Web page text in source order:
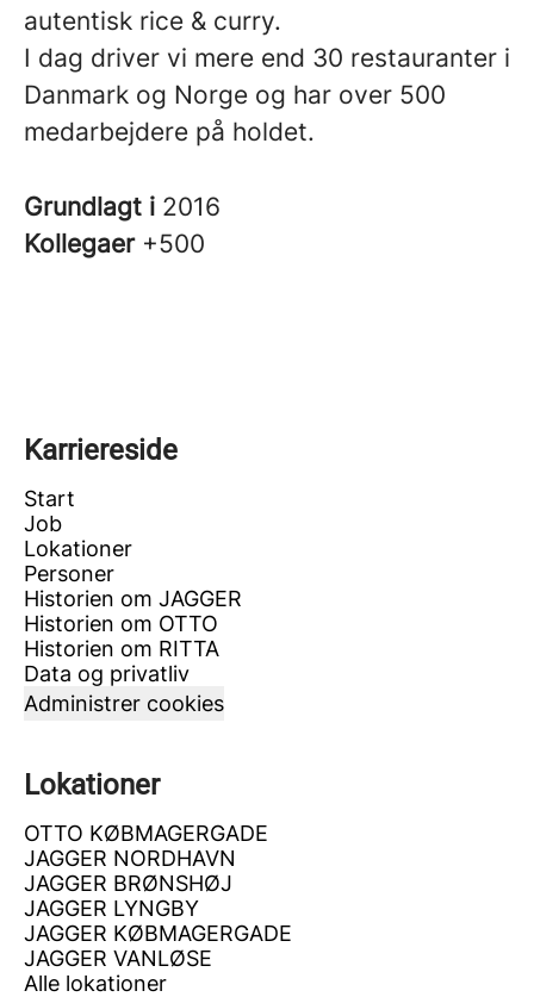
autentisk rice & curry.
I dag driver vi mere end 30 restauranter i
Danmark og Norge og har over 500
medarbejdere på holdet.
Grundlagt i 2016
Kollegaer +500
Karriereside
Start
Job
Lokationer
Personer
Historien om JAGGER
Historien om OTTO
Historien om RITTA
Data og privatliv
Administrer cookies
Lokationer
OTTO KØBMAGERGADE
JAGGER NORDHAVN
JAGGER BRØNSHØJ
JAGGER LYNGBY
JAGGER KØBMAGERGADE
JAGGER VANLØSE
Alle lokationer